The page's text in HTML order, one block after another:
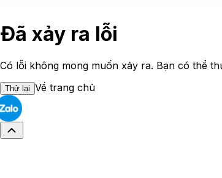
Đã xảy ra lỗi
Có lỗi không mong muốn xảy ra. Bạn có thể
Thử lại Về trang chủ